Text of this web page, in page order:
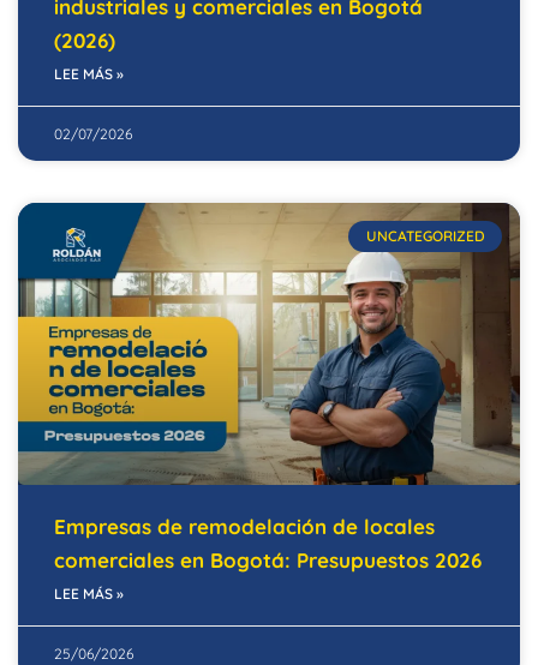
industriales y comerciales en Bogotá
(2026)
LEE MÁS »
02/07/2026
UNCATEGORIZED
Empresas de remodelación de locales
comerciales en Bogotá: Presupuestos 2026
LEE MÁS »
25/06/2026